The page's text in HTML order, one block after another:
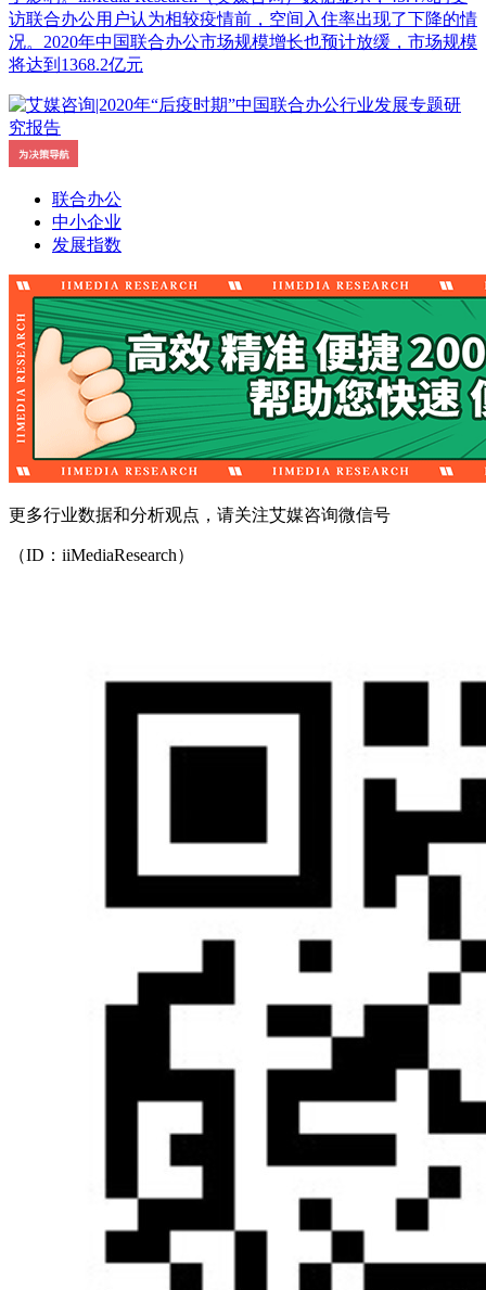
访联合办公用户认为相较疫情前，空间入住率出现了下降的情
况。2020年中国联合办公市场规模增长也预计放缓，市场规模
将达到1368.2亿元
联合办公
中小企业
发展指数
更多行业数据和分析观点，请关注艾媒咨询微信号
（ID：iiMediaResearch）